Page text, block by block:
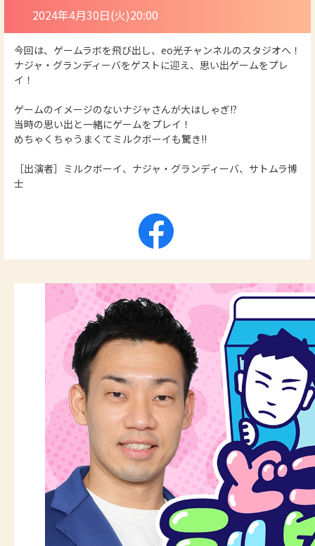
2024年4月30日(火)20:00
今回は、ゲームラボを飛び出し、eo光チャンネルのスタジオへ！
ナジャ・グランディーバをゲストに迎え、思い出ゲームをプレ
イ！
ゲームのイメージのないナジャさんが大はしゃぎ!?
当時の思い出と一緒にゲームをプレイ！
めちゃくちゃうまくてミルクボーイも驚き!!
［出演者］ミルクボーイ、ナジャ・グランディーバ、サトムラ博
士